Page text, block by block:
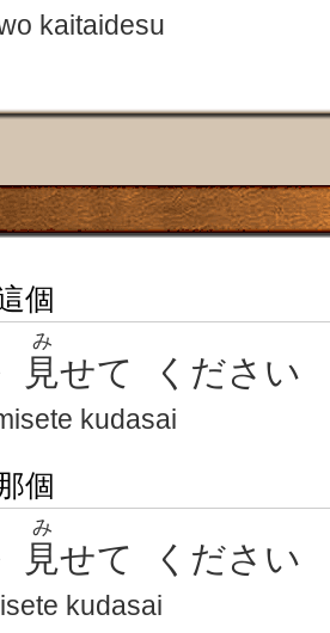
kaitaidesu
個
見
み
せて ください
kudasai
個
見
み
せて ください
kudasai